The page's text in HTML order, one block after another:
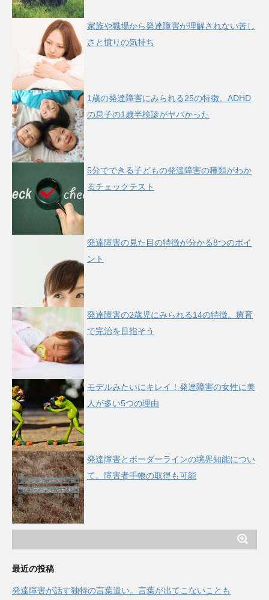
家族や職場から発達障害が理解されない苦し
さと憤りの気持ち
1歳の発達障害にみられる25の特徴。ADHD
の息子の1歳半検診がヤバかった
5分でできる子どもの発達障害の種類がわか
るチェックテスト
発達障害の見た目の特徴が分かる8つのポイ
ント
発達障害の2歳児にみられる14の特徴。療育
で完治を目指そう
モデルみたいにキレイ！発達障害の女性に美
人が多い5つの理由
発達障害とボーダーラインの境界知能につい
て。障害者手帳の取得も可能
最近の投稿
発達障害が話す独特の言葉遣い。言葉が出てこないことも